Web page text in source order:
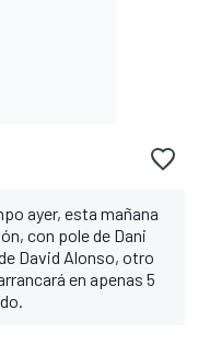
ayer, esta mañana
con pole de Dani
David Alonso, otro
en apenas 5